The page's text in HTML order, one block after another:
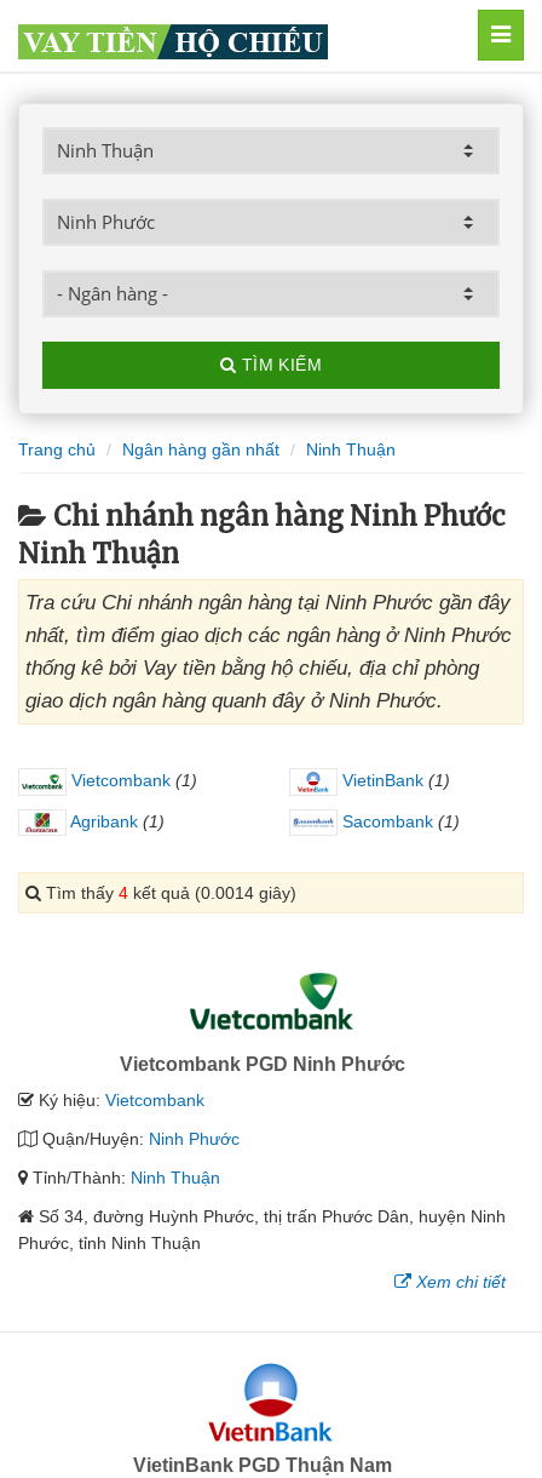
TÌM KIẾM
Trang chủ Ngân hàng gần nhất Ninh Thuận
Chi nhánh ngân hàng Ninh Phước
Ninh Thuận
Tra cứu Chi nhánh ngân hàng tại Ninh Phước gần đây
nhất, tìm điểm giao dịch các ngân hàng ở Ninh Phước
thống kê bởi Vay tiền bằng hộ chiếu, địa chỉ phòng
giao dịch ngân hàng quanh đây ở Ninh Phước.
Vietcombank (1) VietinBank (1)
Agribank (1) Sacombank (1)
Tìm thấy 4 kết quả (0.0014 giây)
Vietcombank PGD Ninh Phước
Ký hiệu: Vietcombank
Quận/Huyện: Ninh Phước
Tỉnh/Thành: Ninh Thuận
Số 34, đường Huỳnh Phước, thị trấn Phước Dân, huyện Ninh
Phước, tỉnh Ninh Thuận
Xem chi tiết
VietinBank PGD Thuận Nam